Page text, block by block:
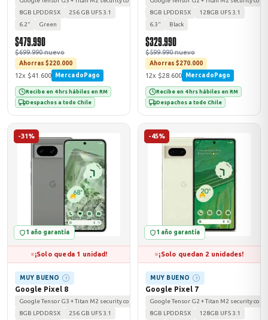
8GB LPDDR5X
256 GB UFS 3.1
6.2"
Green
$479.990
$699.990 nuevo
Ahorras $220.000
12x $41.600 MercadoPago
Recibe en 4 hrs hábiles en RM
Despachos a todo Chile
8GB LPDDR5X
128GB UFS 3.1
6.3"
Black
$329.990
$599.990 nuevo
Ahorras $270.000
12x $28.600 MercadoPago
Recibe en 4 hrs hábiles en RM
Despachos a todo Chile
-31%
1 año garantía
¡Solo queda 1 unidad!
MUY BUENO ?
Google Pixel 8
Google Tensor G3 + Titan M2 security coprocessor
8GB LPDDR5X
256 GB UFS 3.1
-45%
1 año garantía
¡Solo quedan 2 unidades!
MUY BUENO ?
Google Pixel 7
Google Tensor G2 + Titan M2 security
8GB LPDDR5X
128GB UFS 3.1